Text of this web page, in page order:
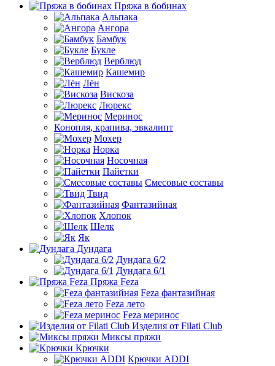
Пряжа в бобинах
Альпака
Ангора
Бамбук
Букле
Верблюд
Кашемир
Лён
Вискоза
Люрекс
Меринос
Конопля, крапива, эвкалипт
Мохер
Норка
Носочная
Пайетки
Смесовые составы
Твид
Фантазийная
Хлопок
Шелк
Як
Дундага
Дундага 6/2
Дундага 6/1
Пряжа Feza
Feza фантазийная
Feza лето
Feza меринос
Изделия от Filati Club
Миксы пряжи
Крючки
Крючки ADDI